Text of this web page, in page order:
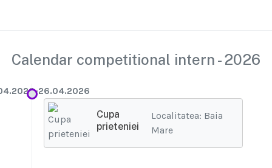
Calendar competitional intern - 2026
26.04.2026
Cupa
prieteniei
Localitatea: Baia
Mare